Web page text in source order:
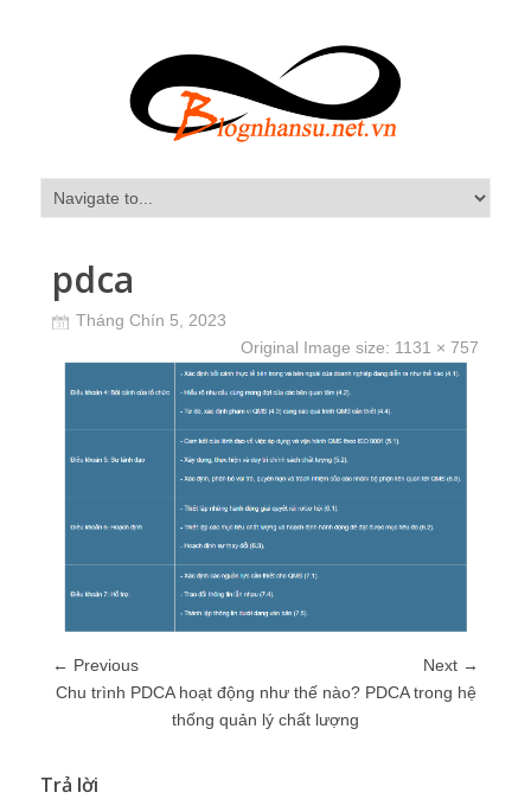
pdca
Tháng Chín 5, 2023
Original Image size: 1131 × 757
← Previous
Next →
Chu trình PDCA hoạt động như thế nào? PDCA trong hệ
thống quản lý chất lượng
Trả lời